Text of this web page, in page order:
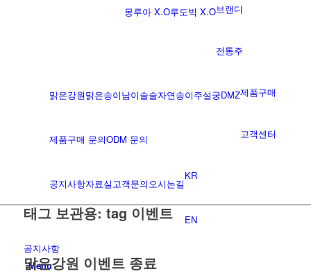
브랜디
몽루아 X.O루도빅 X.O
전통주
맑은강원맑은송이남이술술자연송이주설궁DMZ제품구매
제품구매 문의ODM 문의 고객센터
공지사항자료실고객문의오시는길
KR
EN
Menu
태그 보관용: tag 이벤트
공지사항
맑은강원 이벤트 종료